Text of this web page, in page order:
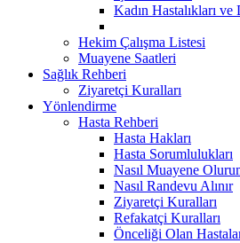
Kadın Hastalıkları ve
Hekim Çalışma Listesi
Muayene Saatleri
Sağlık Rehberi
Ziyaretçi Kuralları
Yönlendirme
Hasta Rehberi
Hasta Hakları
Hasta Sorumlulukları
Nasıl Muayene
Nasıl Randevu Alınır
Ziyaretçi Kuralları
Refakatçi Kuralları
Önceliği Olan